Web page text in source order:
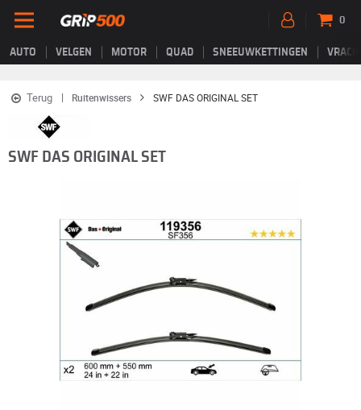
AUTO VELGEN MOTOR QUAD SNEEUWKETTINGEN
0
Terug Ruitenwissers SWF DAS ORIGINAL SET
SWF DAS ORIGINAL SET